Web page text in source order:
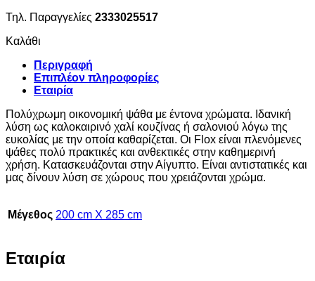
Τηλ. Παραγγελίες 2333025517
Καλάθι
Περιγραφή
Επιπλέον πληροφορίες
Εταιρία
Πολύχρωμη οικονομική ψάθα με έντονα χρώματα. Ιδανική
λύση ως καλοκαιρινό χαλί κουζίνας ή σαλονιού λόγω της
ευκολίας με την οποία καθαρίζεται. Οι Flox είναι πλενόμενες
ψάθες πολύ πρακτικές και ανθεκτικές στην καθημερινή
χρήση. Κατασκευάζονται στην Αίγυπτο. Είναι αντιστατικές και
μας δίνουν λύση σε χώρους που χρειάζονται χρώμα.
Μέγεθος 200 cm X 285 cm
Εταιρία